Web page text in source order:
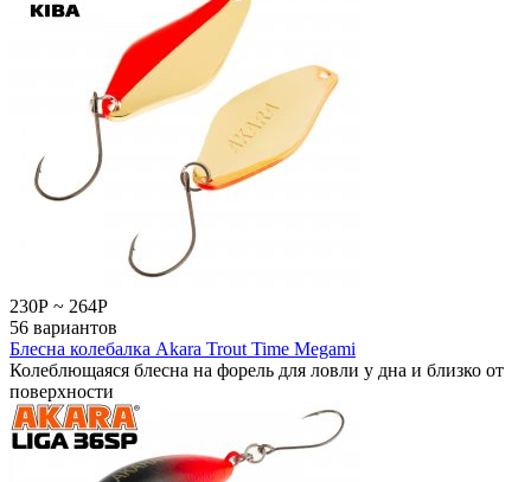
230Р ~ 264Р
56 вариантов
Блесна колебалка Akara Trout Time Megami
Колеблющаяся блесна на форель для ловли у дна и близко от
поверхности